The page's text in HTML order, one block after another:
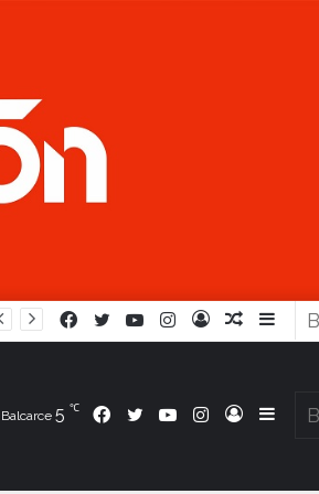
Barra
Artículo
Iniciar
Instagram
YouTube
Twitter
Facebook
Barra
Iniciar
Instagram
YouTube
Twitter
Facebook
Balcarce 5 ℃